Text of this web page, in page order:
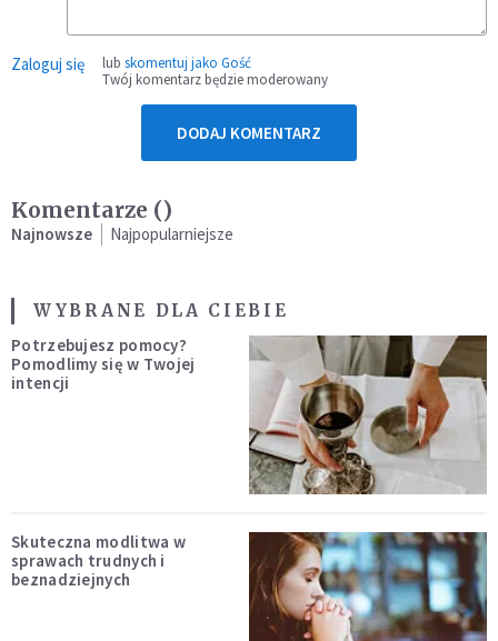
Zaloguj się lub skomentuj jako Gość
Twój komentarz będzie moderowany
DODAJ KOMENTARZ
Komentarze ()
Najnowsze Najpopularniejsze
WYBRANE DLA CIEBIE
Potrzebujesz pomocy?
Pomodlimy się w Twojej
intencji
Skuteczna modlitwa w
sprawach trudnych i
beznadziejnych